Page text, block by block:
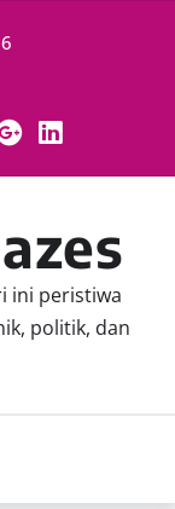
ini peristiwa
politik, dan